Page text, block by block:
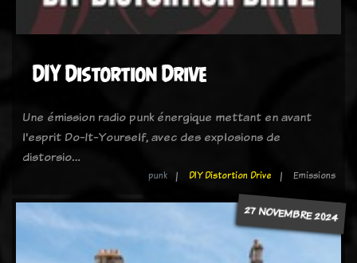
DIY Distortion Drive
Une émission radio punk énergique mettant en avant
l'esprit Do-It-Yourself, avec des explosions de
distorsio…
punk DIY Distortion Drive Emissions
27 NOVEMBRE 2024